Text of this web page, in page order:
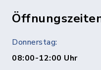
Donnerstag:
08:00-12:00 Uhr